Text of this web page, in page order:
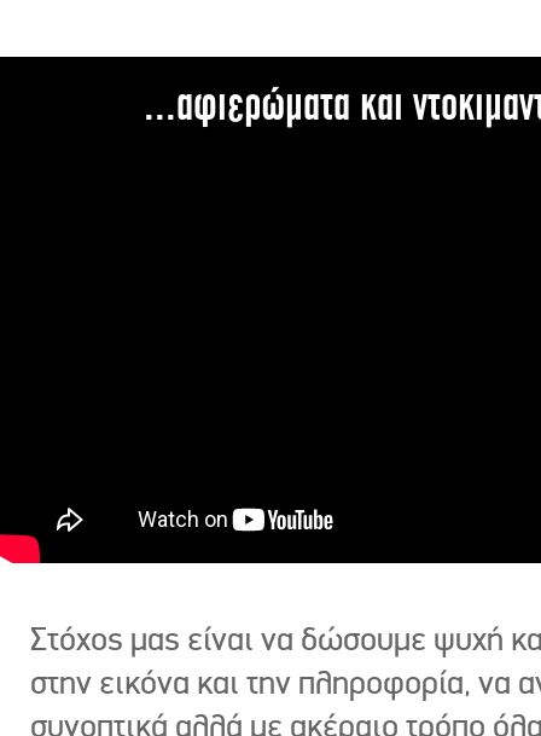
...αφιερώματα και
Στόχος μας είναι να δώσουμε ψυχή
στην εικόνα και την πληροφορία, να
συνοπτικά αλλά με ακέραιο τρόπο